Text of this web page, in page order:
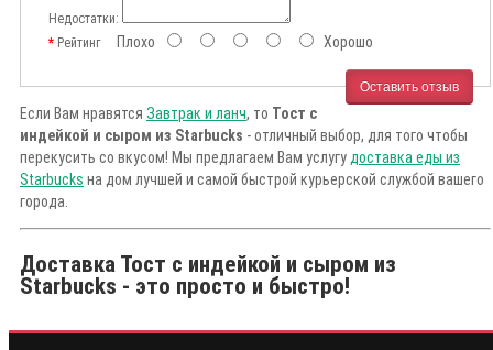
Недостатки:
РейтингПлохо Хорошо
Оставить отзыв
Если Вам нравятся Завтрак и ланч, то Тост с
индейкой и сыром из Starbucks - отличный выбор, для того чтобы
перекусить со вкусом! Мы предлагаем Вам услугу доставка еды из
Starbucks на дом лучшей и самой быстрой курьерской службой вашего
города.
Доставка Тост с индейкой и сыром из
Starbucks - это просто и быстро!